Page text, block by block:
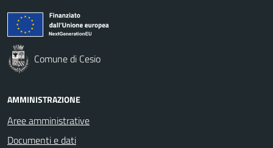
Comune di Cesio
AMMINISTRAZIONE
Aree amministrative
Documenti e dati